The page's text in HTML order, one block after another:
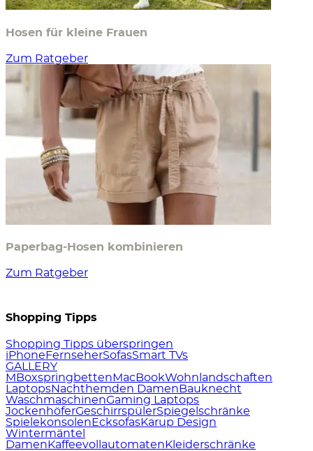
Hosen für kleine Frauen
Zum Ratgeber
Paperbag-Hosen kombinieren
Zum Ratgeber
Shopping Tipps
Shopping Tipps überspringen
iPhone FernseherSofasSmart TVs
GALLERY
M Boxspringbetten MacBookWohnlandschaften
LaptopsNachthemden Damen Bauknecht
WaschmaschinenGaming Laptops
JockenhöferGeschirrspülerSpiegelschränke
Spielekonsolen EcksofasKarup Design
Wintermäntel
Damen Kaffeevollautomaten Kleiderschränke